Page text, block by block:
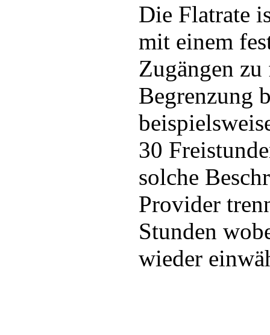
Die Flatrate
mit einem
Zugängen
Begrenzung
30
solche
Provider
Stunden
wieder